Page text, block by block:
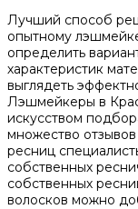
Лучший способ
опытному
определить
характеристик
выглядеть
Лэшмейкеры в
искусством
множество
ресниц
собственных
собственных
волосков можно